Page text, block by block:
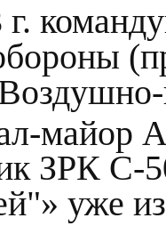
г.
майор
ЗРК
уже